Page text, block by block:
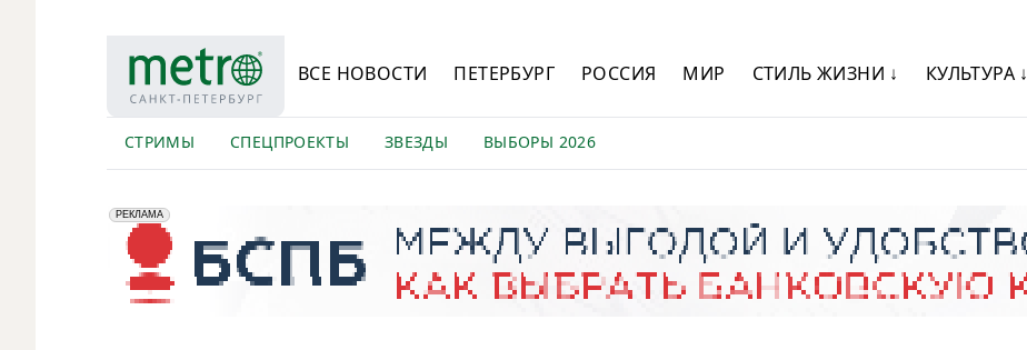
ВСЕ НОВОСТИ ПЕТЕРБУРГ РОССИЯ МИР СТИЛЬ ЖИЗНИ ↓ КУЛЬТУРА ↓
СТРИМЫ СПЕЦПРОЕКТЫ ЗВЕЗДЫ ВЫБОРЫ 2026
erid: 2VfnxyFybV5
РЕКЛАМА
ПАО "Банк "Санкт-Петербург", ИНН: 7831000027